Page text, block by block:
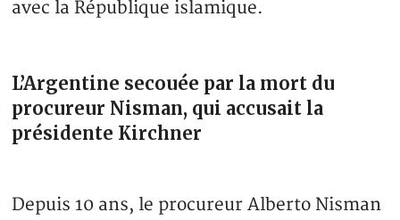
avec la République islamique.
L’Argentine secouée par la mort du
procureur Nisman, qui accusait la
présidente Kirchner
Depuis 10 ans, le procureur Alberto Nisman